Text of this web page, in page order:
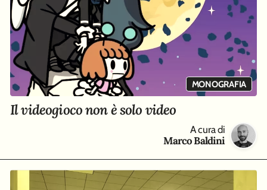
MONOGRAFIA
Il videogioco non è solo video
A cura di
Marco Baldini